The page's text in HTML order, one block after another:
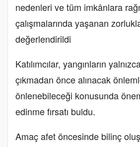
nedenleri ve tüm imkânlara
çalışmalarında yaşanan
değerlendirildi
Katılımcılar, yangınların
çıkmadan önce alınacak
önlenebileceği konusunda
edinme fırsatı buldu.
Amaç afet öncesinde bilinç